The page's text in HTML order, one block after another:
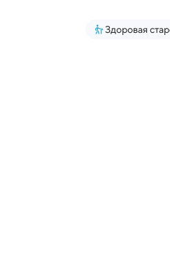
Здоровая